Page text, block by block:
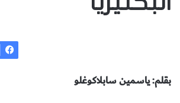
بقلم: ياسمين سابلاكوغلو